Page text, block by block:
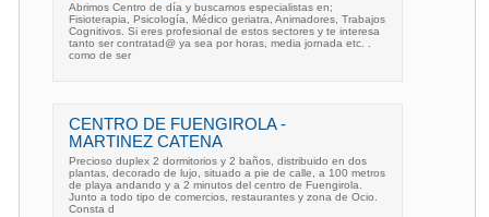
Abrimos Centro de día y buscamos especialistas en;
Fisioterapia, Psicología, Médico geriatra, Animadores, Trabajos
Cognitivos. Si eres profesional de estos sectores y te interesa
tanto ser contratad@ ya sea por horas, media jornada etc. .
como de ser
CENTRO DE FUENGIROLA -
MARTINEZ CATENA
Precioso duplex 2 dormitorios y 2 baños, distribuido en dos
plantas, decorado de lujo, situado a pie de calle, a 100 metros
de playa andando y a 2 minutos del centro de Fuengirola.
Junto a todo tipo de comercios, restaurantes y zona de Ocio.
Consta d